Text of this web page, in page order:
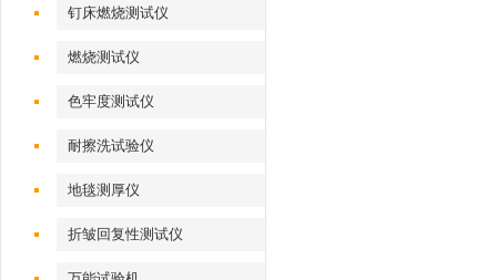
钉床燃烧测试仪
燃烧测试仪
色牢度测试仪
耐擦洗试验仪
地毯测厚仪
折皱回复性测试仪